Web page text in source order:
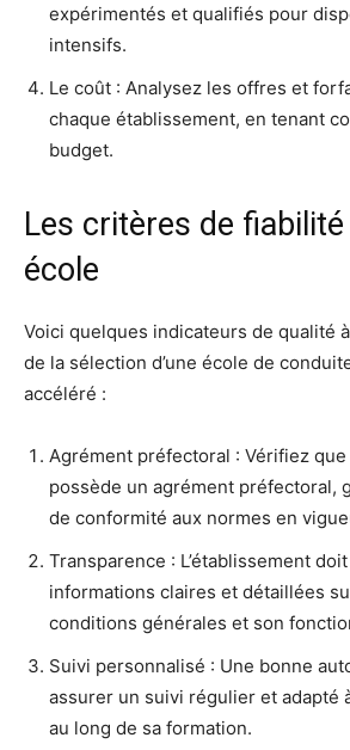
expérimentés et qualifiés pour
intensifs.
Le coût : Analysez les offres et
chaque établissement, en tenant
budget.
Les critères de fiabilité
école
Voici quelques indicateurs de qualité
de la sélection d’une école de
accéléré :
Agrément préfectoral : Vérifiez que
possède un agrément préfectoral,
de conformité aux normes en
Transparence : L’établissement
informations claires et détaillées
conditions générales et son
Suivi personnalisé : Une bonne
assurer un suivi régulier et adapté
au long de sa formation.